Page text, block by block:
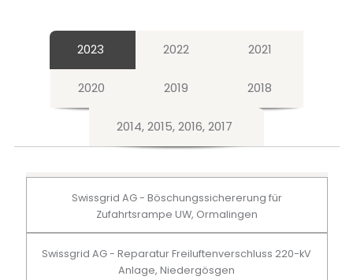
2023 2022 2021
2020 2019 2018
2014, 2015, 2016, 2017
Swissgrid AG - Böschungssichererung für
Zufahrtsrampe UW, Ormalingen
Swissgrid AG - Reparatur Freiluftenverschluss 220-kV
Anlage, Niedergösgen